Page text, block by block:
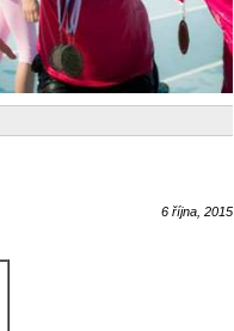
6 října, 2015